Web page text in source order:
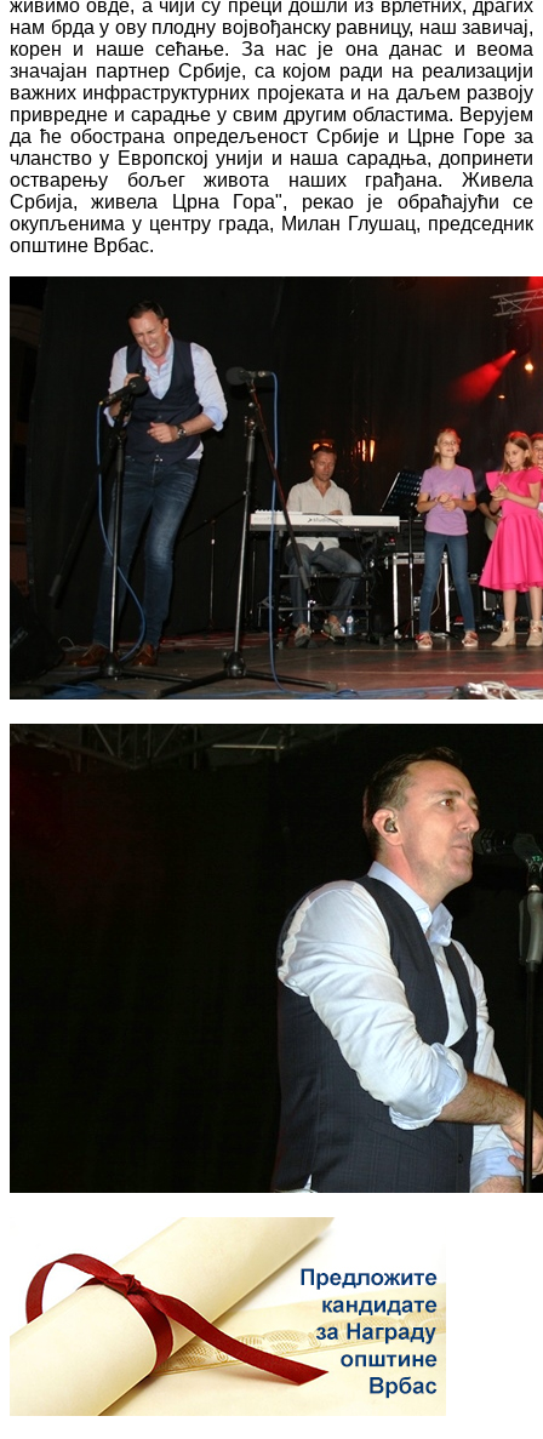
живимо овде, а чији су преци дошли из врлетних, драгих
нам брда у ову плодну војвођанску равницу, наш завичај,
корен и наше сећање. За нас је она данас и веома
значајан партнер Србије, са којом ради на реализацији
важних инфраструктурних пројеката и на даљем развоју
привредне и сарадње у свим другим областима. Верујем
да ће обострана опредељеност Србије и Црне Горе за
чланство у Европској унији и наша сарадња, допринети
остварењу бољег живота наших грађана. Живела
Србија, живела Црна Гора", рекао је обраћајући се
окупљенима у центру града, Милан Глушац, председник
општине Врбас.